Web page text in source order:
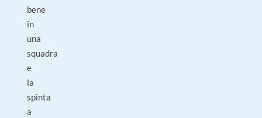
bene
in
una
squadra
e
la
spinta
a